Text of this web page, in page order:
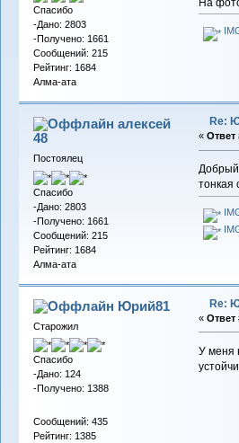
Спасибо
-Дано: 2803
-Получено: 1661
Сообщений: 215
Рейтинг: 1684
Алма-ата
На
алексей
48
Постоялец
Спасибо
-Дано: 2803
-Получено: 1661
Сообщений: 215
Рейтинг: 1684
Алма-ата
Re:
« Ответ
Добрый
тонкая
Юрий81
Старожил
Спасибо
-Дано: 124
-Получено: 1388
Сообщений: 435
Рейтинг: 1385
Re:
« Ответ
У меня